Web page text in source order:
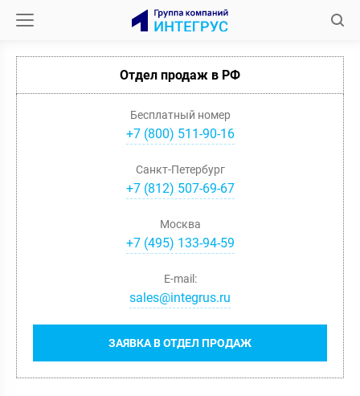
Отдел продаж в РФ
Бесплатный номер
+7 (800) 511-90-16
Санкт-Петербург
+7(812) 507-69-67
Москва
+7(495) 133-94-59
ЗАЯВКА В ОТДЕЛ ПРОДАЖ
E-mail:
sales@integrus.ru